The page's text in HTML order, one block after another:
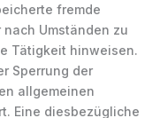
fremde
Umständen zu
Tätigkeit hinweisen.
Sperrung der
allgemeinen
Eine diesbezügliche